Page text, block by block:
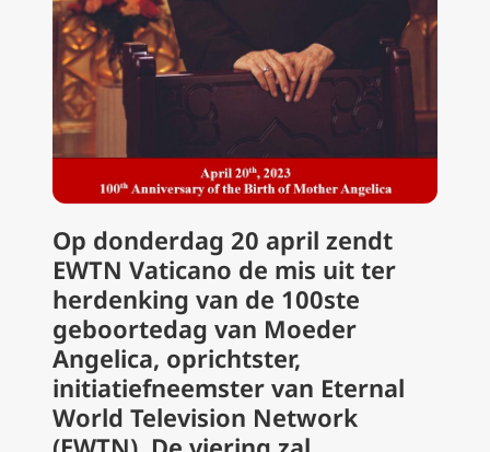
Op donderdag 20 april zendt
EWTN Vaticano de mis uit ter
herdenking van de 100ste
geboortedag van Moeder
Angelica, oprichtster,
initiatiefneemster van Eternal
World Television Network